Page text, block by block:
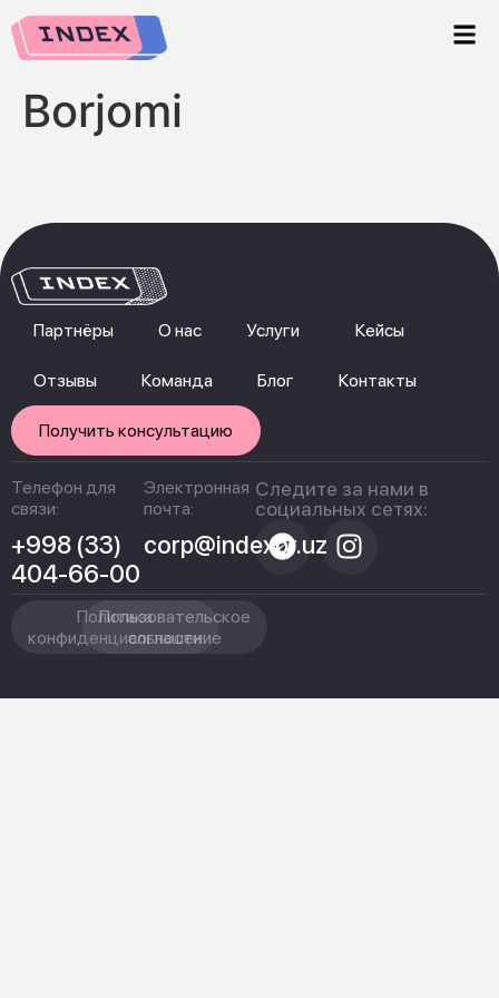
Borjomi
Партнёры О нас Услуги Кейсы
Отзывы Команда Блог Контакты
Получить консультацию
Телефон для
связи:
+998 (33)
404-66-00
Электронная
почта:
corp@indexpr.uz
Следите за нами в
социальных сетях:
Политика
конфиденциальности
Пользовательское
соглашение